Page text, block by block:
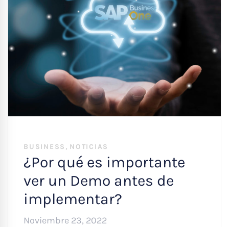
BUSINESS , NOTICIAS
¿Por qué es importante
ver un Demo antes de
implementar?
Noviembre 23, 2022